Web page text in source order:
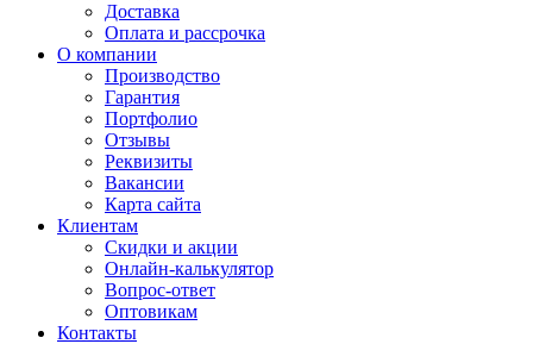
Доставка
Оплата и рассрочка
О компании
Производство
Гарантия
Портфолио
Отзывы
Реквизиты
Вакансии
Карта сайта
Клиентам
Скидки и акции
Онлайн-калькулятор
Вопрос-ответ
Оптовикам
Контакты